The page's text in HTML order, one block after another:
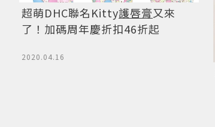
超萌DHC聯名Kitty護唇膏又來
了！加碼周年慶折扣46折起
2020.04.16